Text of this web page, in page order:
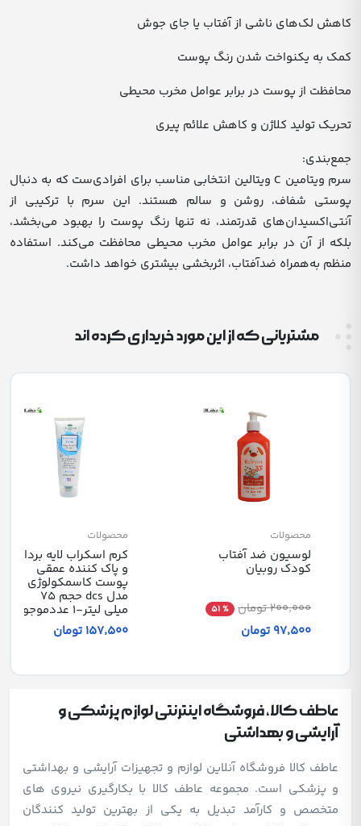
کاهش لک‌های ناشی از آفتاب یا جای جوش
کمک به یکنواخت شدن رنگ پوست
محافظت از پوست در برابر عوامل مخرب محیطی
تحریک تولید کلاژن و کاهش علائم پیری
جمع‌بندی:
سرم ویتامین C ویتالین انتخابی مناسب برای افرادی‌ست که به دنبال
پوستی شفاف، روشن و سالم هستند. این سرم با ترکیبی از
آنتی‌اکسیدان‌های قدرتمند، نه تنها رنگ پوست را بهبود می‌بخشد،
بلکه از آن در برابر عوامل مخرب محیطی محافظت می‌کند. استفاده
منظم به‌همراه ضدآفتاب، اثربخشی بیشتری خواهد داشت.
مشتریانی که از این مورد خریداری کرده اند
محصولات
لوسیون ضد آفتاب
کودک روبیان
200٬000 تومان % 51
97٬500 تومان
محصولات
کرم اسکراب لایه بردار
و پاک کننده عمقی
پوست کاسمکولوژی
مدل dcs حجم 75
میلی لیتر-1 عددموجود
157٬500 تومان
عاطف کالا، فروشگاه اینترنتی لوازم پزشکی و
آرایشی و بهداشتی
عاطف کالا فروشگاه آنلاین لوازم و تجهیزات آرایشی و بهداشتی
و پزشکی است. مجموعه عاطف کالا با بکارگیری نیروی های
متخصص و کارآمد تبدیل به یکی از بهترین تولید کنندگان